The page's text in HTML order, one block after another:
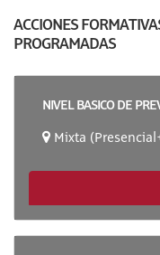
ACCIONES
PROGRAMADAS
NIVEL BASICO DE
Mixta